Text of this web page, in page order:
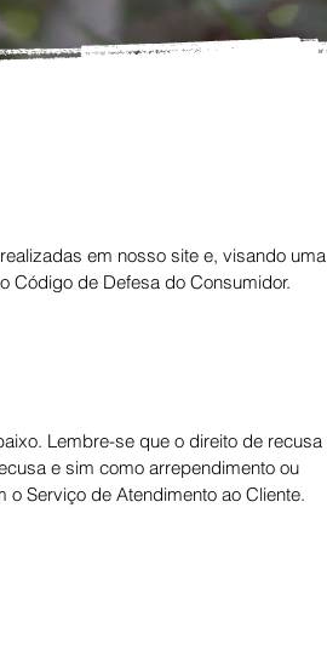
em nosso site e, visando uma
Código de Defesa do Consumidor.
Lembre-se que o direito de recusa
e sim como arrependimento ou
Serviço de Atendimento ao Cliente.